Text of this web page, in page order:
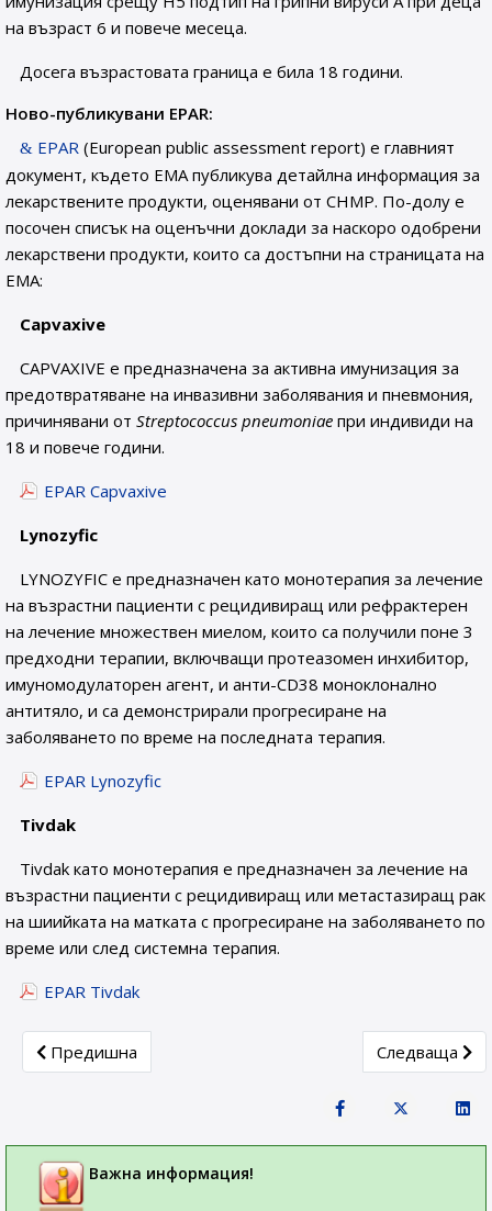
на възраст 6 и повече месеца.
Досега възрастовата граница е била 18 години.
Ново-публикувани EPAR:
EPAR (European public assessment report) е главният
документ, където EMA публикува детайлна информация за
лекарствените продукти, оценявани от CHMP. По-долу е
посочен списък на оценъчни доклади за наскоро одобрени
лекарствени продукти, които са достъпни на страницата на
EMA:
Capvaxive
CAPVAXIVE е предназначена за активна имунизация за
предотвратяване на инвазивни заболявания и пневмония,
причинявани от Streptococcus pneumoniae при индивиди на
18 и повече години.
EPAR Capvaxive
Lynozyfic
LYNOZYFIC е предназначен като монотерапия за лечение
на възрастни пациенти с рецидивиращ или рефрактерен
на лечение множествен миелом, които са получили поне 3
предходни терапии, включващи протеазомен инхибитор,
имуномодулаторен агент, и анти-CD38 моноклонално
антитяло, и са демонстрирали прогресиране на
заболяването по време на последната терапия.
EPAR Lynozyfic
Tivdak
Tivdak като монотерапия е предназначен за лечение на
възрастни пациенти с рецидивиращ или метастазиращ рак
на шиийката на матката с прогресиране на заболяването по
време или след системна терапия.
EPAR Tivdak
Previous article: Актуална информация за работата на
Предишна Next article:
Следваща
Важна информация!